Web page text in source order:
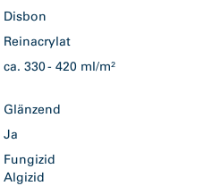
Disbon
Reinacrylat
ca. 330 - 420 ml/m²
Glänzend
Ja
Fungizid
Algizid